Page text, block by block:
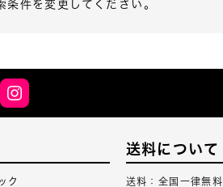
件を変更してください。
ク
送料について
送料：全国一律無料